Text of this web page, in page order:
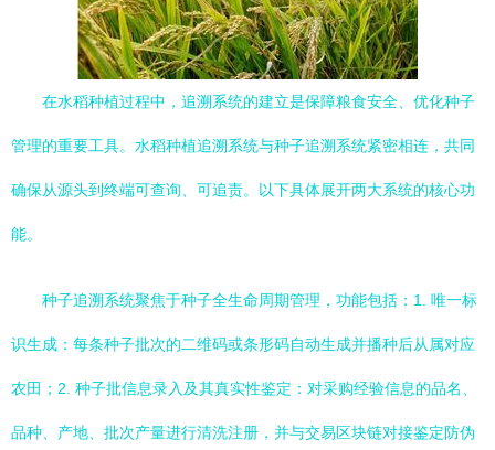
在水稻种植过程中，追溯系统的建立是保障粮食安全、优化种子
管理的重要工具。水稻种植追溯系统与种子追溯系统紧密相连，共同
确保从源头到终端可查询、可追责。以下具体展开两大系统的核心功
能。
种子追溯系统聚焦于种子全生命周期管理，功能包括：1. 唯一标
识生成：每条种子批次的二维码或条形码自动生成并播种后从属对应
农田；2. 种子批信息录入及其真实性鉴定：对采购经验信息的品名、
品种、产地、批次产量进行清洗注册，并与交易区块链对接鉴定防伪